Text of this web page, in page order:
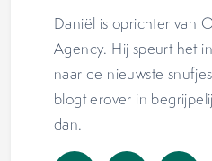
Daniël is oprichter van
Agency. Hij speurt het
naar de nieuwste
blogt erover in
dan.